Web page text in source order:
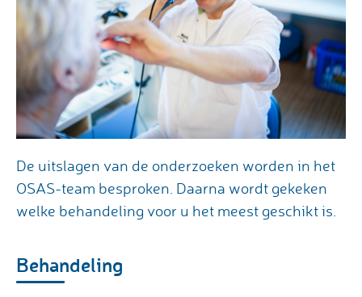
De uitslagen van de onderzoeken worden in het
OSAS-team besproken. Daarna wordt gekeken
welke behandeling voor u het meest geschikt is.
Behandeling